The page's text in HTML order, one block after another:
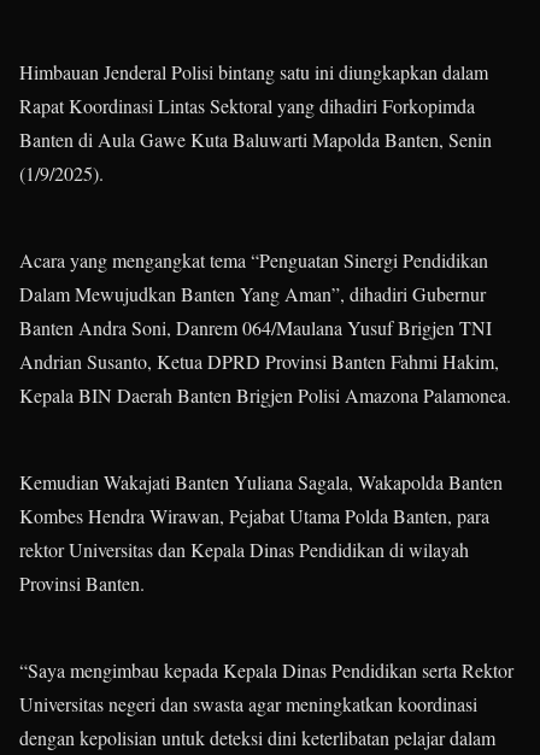
Himbauan Jenderal Polisi bintang satu ini diungkapkan dalam
Rapat Koordinasi Lintas Sektoral yang dihadiri Forkopimda
Banten di Aula Gawe Kuta Baluwarti Mapolda Banten, Senin
(1/9/2025).
Acara yang mengangkat tema “Penguatan Sinergi Pendidikan
Dalam Mewujudkan Banten Yang Aman”, dihadiri Gubernur
Banten Andra Soni, Danrem 064/Maulana Yusuf Brigjen TNI
Andrian Susanto, Ketua DPRD Provinsi Banten Fahmi Hakim,
Kepala BIN Daerah Banten Brigjen Polisi Amazona Palamonea.
Kemudian Wakajati Banten Yuliana Sagala, Wakapolda Banten
Kombes Hendra Wirawan, Pejabat Utama Polda Banten, para
rektor Universitas dan Kepala Dinas Pendidikan di wilayah
Provinsi Banten.
“Saya mengimbau kepada Kepala Dinas Pendidikan serta Rektor
Universitas negeri dan swasta agar meningkatkan koordinasi
dengan kepolisian untuk deteksi dini keterlibatan pelajar dalam